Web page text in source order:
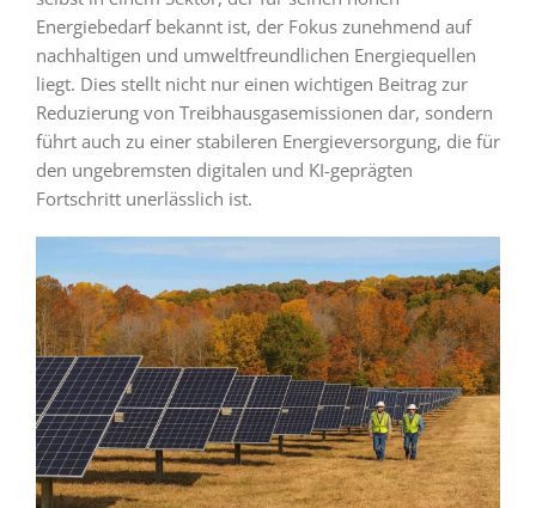
Energiebedarf bekannt ist, der Fokus zunehmend auf
nachhaltigen und umweltfreundlichen Energiequellen
liegt. Dies stellt nicht nur einen wichtigen Beitrag zur
Reduzierung von Treibhausgasemissionen dar, sondern
führt auch zu einer stabileren Energieversorgung, die für
den ungebremsten digitalen und KI-geprägten
Fortschritt unerlässlich ist.